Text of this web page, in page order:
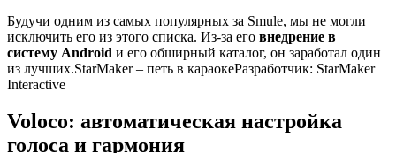
Будучи одним из самых популярных за Smule, мы не могли
исключить его из этого списка. Из-за его внедрение в
систему Android и его обширный каталог, он заработал один
из лучших.StarMaker – петь в караокеРазработчик: StarMaker
Interactive
Voloco: автоматическая настройка
голоса и гармония